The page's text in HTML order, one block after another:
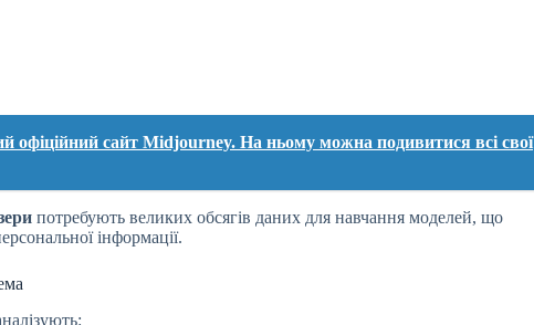
офіційний сайт Midjourney. На ньому можна подивитися всі свої
потребують великих обсягів даних для навчання моделей, що
інформації.